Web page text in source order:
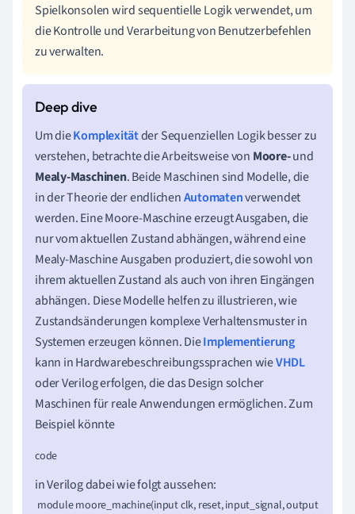
Spielkonsolen wird sequentielle Logik verwendet, um
die Kontrolle und Verarbeitung von Benutzerbefehlen
zu verwalten.
Um dieKomplexitätder Sequenziellen Logik besser zu
verstehen, betrachte die Arbeitsweise von Moore-und
Mealy-Maschinen. Beide Maschinen sind Modelle, die
in der Theorie der endlichenAutomatenverwendet
werden. Eine Moore-Maschine erzeugt Ausgaben, die
nur vom aktuellen Zustand abhängen, während eine
Mealy-Maschine Ausgaben produziert, die sowohl von
ihrem aktuellen Zustand als auch von ihren Eingängen
abhängen. Diese Modelle helfen zu illustrieren, wie
Zustandsänderungen komplexe Verhaltensmuster in
Systemen erzeugen können. DieImplementierung
kann in Hardwarebeschreibungssprachen wieVHDL
oder Verilog erfolgen, die das Design solcher
Maschinen für reale Anwendungen ermöglichen. Zum
Beispiel könnte
code
in Verilog dabei wie folgt aussehen:
module moore_machine(input clk, reset, input_signal, output reg